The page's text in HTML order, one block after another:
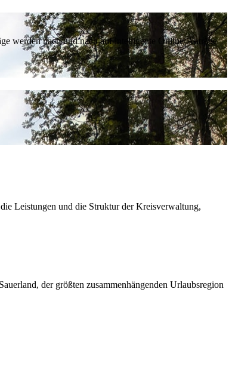
werden nach und nach auf intelligente Online-Anträge
Leistungen und die Struktur der Kreisverwaltung,
der größten zusammenhängenden Urlaubsregion